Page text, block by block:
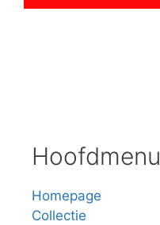
Hoofdmenu
Homepage
Collectie